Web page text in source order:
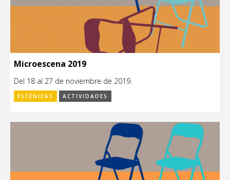
Microescena 2019
Del 18 al 27 de noviembre de 2019.
ESCÉNICAS ACTIVIDADES